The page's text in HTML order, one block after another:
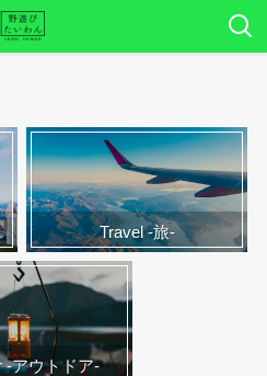
Travel -旅-
-アウトドア-